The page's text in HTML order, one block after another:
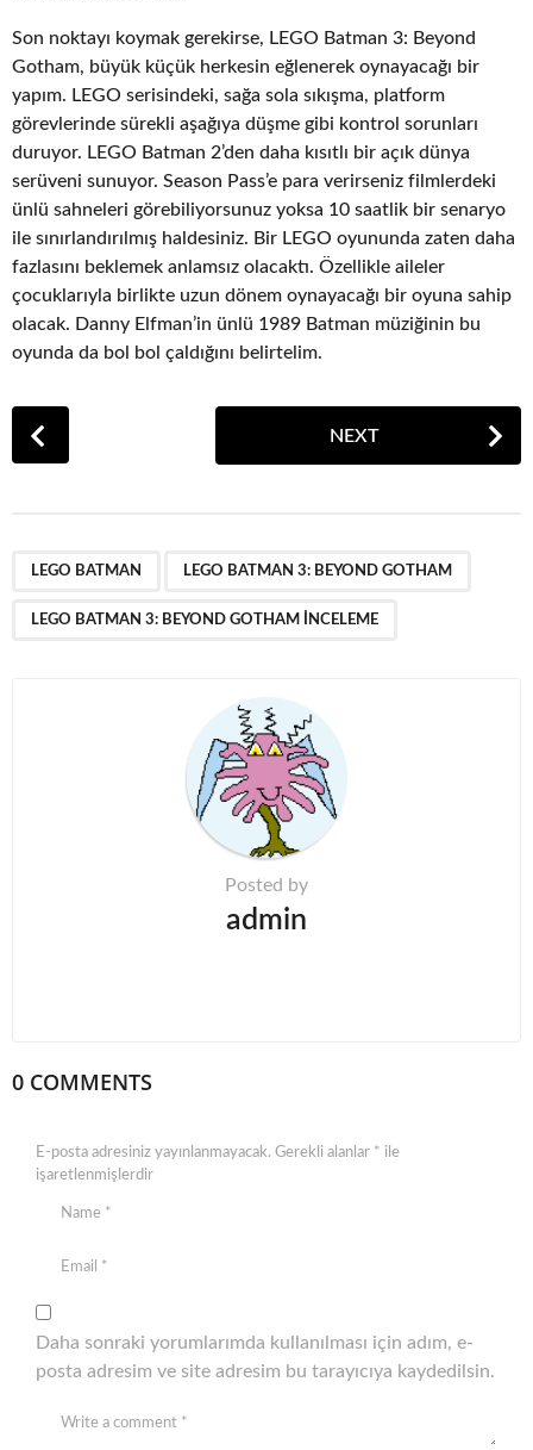
Son noktayı koymak gerekirse, LEGO Batman 3: Beyond
Gotham, büyük küçük herkesin eğlenerek oynayacağı bir
yapım. LEGO serisindeki, sağa sola sıkışma, platform
görevlerinde sürekli aşağıya düşme gibi kontrol sorunları
duruyor. LEGO Batman 2’den daha kısıtlı bir açık dünya
serüveni sunuyor. Season Pass’e para verirseniz filmlerdeki
ünlü sahneleri görebiliyorsunuz yoksa 10 saatlik bir senaryo
ile sınırlandırılmış haldesiniz. Bir LEGO oyununda zaten daha
fazlasını beklemek anlamsız olacaktı. Özellikle aileler
çocuklarıyla birlikte uzun dönem oynayacağı bir oyuna sahip
olacak. Danny Elfman’in ünlü 1989 Batman müziğinin bu
oyunda da bol bol çaldığını belirtelim.
NEXT
LEGO BATMAN LEGO BATMAN 3: BEYOND GOTHAM
LEGO BATMAN 3: BEYOND GOTHAM INCELEME
Posted by
admin
0 COMMENTS
E-posta adresiniz yayınlanmayacak. Gerekli alanlar * ile
işaretlenmişlerdir
Daha sonraki yorumlarımda kullanılması için adım, e-
posta adresim ve site adresim bu tarayıcıya kaydedilsin.